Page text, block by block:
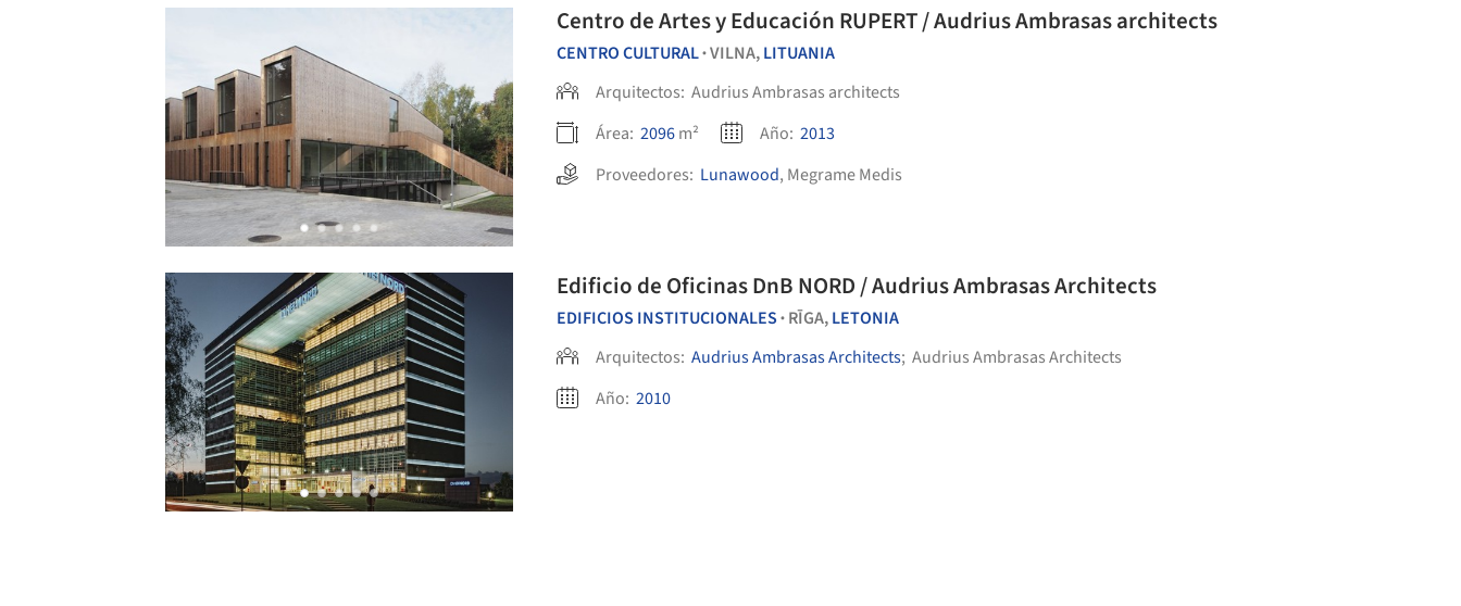
Centro de Artes y Educación RUPERT / Audrius Ambrasas architects
CENTRO CULTURAL•VILNA,LITUANIA
Arquitectos: Audrius Ambrasas architects
Área: 2096m² Año: 2013
Proveedores: Lunawood, Megrame Medis
Edificio de Oficinas DnB NORD / Audrius Ambrasas Architects
EDIFICIOS INSTITUCIONALES • RĪGA,LETONIA
Arquitectos: Audrius Ambrasas Architects; Audrius Ambrasas Architects
Año: 2010